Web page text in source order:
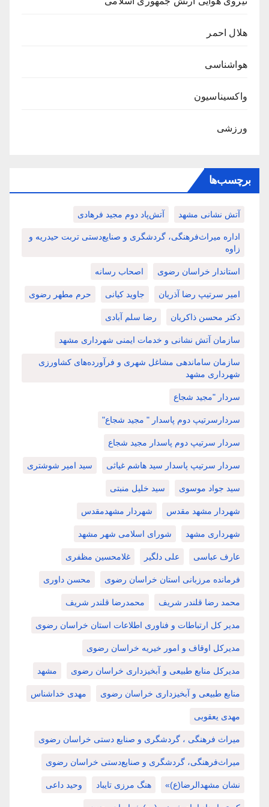
هلال احمر
هواشناسی
واکسیناسیون
ورزشی
برچسب‌ها
آتش نشانی مشهد آتش‌پاد دوم مجید فرهادی
اداره میراث‌فرهنگی، گردشگری و صنایع‌دستی تربت حیدریه و
زاوه
استاندار خراسان رضوی اصحاب رسانه
امیر سرتیپ رضا آذریان جاوید کیانی حرم مطهر رضوی
دکتر محسن ذاکریان رضا سلم آبادی
سازمان آتش نشانی و خدمات ایمنی شهرداری مشهد
سازمان ساماندهی مشاغل شهری و فرآورده‌های کشاورزی
شهرداری مشهد
سردار "مجید شجاع
سردارسرتیپ دوم پاسدار " مجید شجاع"
سردار سرتیپ دوم پاسدار مجید شجاع
سردار سرتیپ پاسدار سید هاشم غیاثی سید امیر شوشتری
سید جواد موسوی سید خلیل منبتی
شهردار مشهد مقدس شهردار مشهدمقدس
شهرداری مشهد شورای اسلامی شهر مشهد
عارف عباسی علی دلگیر غلامحسین مظفری
فرمانده مرزبانی استان خراسان رضوی محسن داوری
محمد رضا قلندر شریف محمدرضا قلندر شریف
مدیر کل ارتباطات و فناوری اطلاعات استان خراسان رضوی
مدیرکل اوقاف و امور خیریه خراسان رضوی
مدیرکل منابع طبیعی و آبخیزداری خراسان رضوی مشهد
منابع طبیعی و آبخیزداری خراسان رضوی مهدی خداشناس
مهدی یعقوبی
میراث فرهنگی ، گردشگری و صنایع دستی خراسان رضوی
میراث‌فرهنگی، گردشگری و صنایع‌دستی خراسان رضوی
نشان مشهدالرضا(ع)» هنگ مرزی تایباد وحید داعی